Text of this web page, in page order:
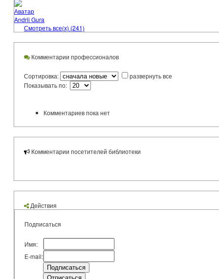
Аватар
Andrii Gura
Смотреть все(х) (241)
Комментарии профессионалов
Сортировка:
развернуть все
Показывать по:
Комментариев пока нет
Комментарии посетителей библиотеки
Действия
Подписаться
Имя:
E-mail: